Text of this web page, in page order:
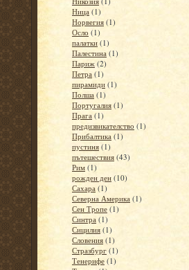
Ница (1)
Норвегия (1)
Осло (1)
палатки (1)
Палестина (1)
Париж (2)
Петра (1)
пирамиди (1)
Полша (1)
Португалия (1)
Прага (1)
предизвикателство (1)
Прибалтика (1)
пустиня (1)
пътешествия (43)
Рим (1)
рожден ден (10)
Сахара (1)
Северна Америка (1)
Сен Тропе (1)
Синтра (1)
Сицилия (1)
Словения (1)
Стразбург (1)
Тенерифе (1)